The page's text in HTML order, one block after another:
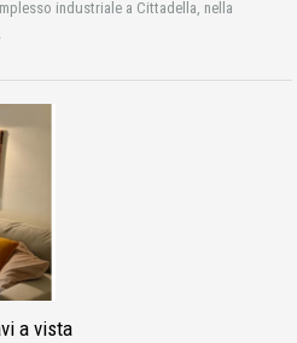
industriale a Cittadella, nella
a vista